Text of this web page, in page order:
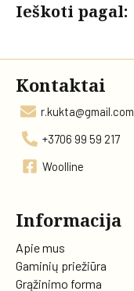
Ieškoti pagal:
Kontaktai
r.kukta@gmail.com
+3706 99 59 217
Woolline
Informacija
Apie mus
Gaminių priežiūra
Grąžinimo forma